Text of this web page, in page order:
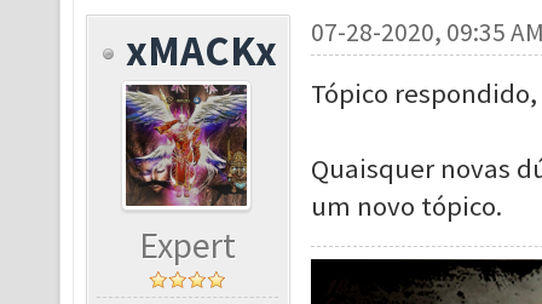
xMACKx
Expert
07-28-2020, 09:35
Tópico
Quaisquer novas
um novo tópico.